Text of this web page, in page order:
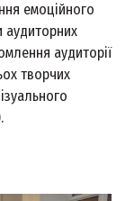
емоційного
аудиторних
аудиторії
творчих